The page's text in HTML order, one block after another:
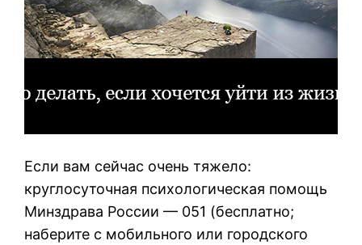
Если вам сейчас очень тяжело:
круглосуточная психологическая помощь
Минздрава России — 051 (бесплатно;
наберите с мобильного или городского